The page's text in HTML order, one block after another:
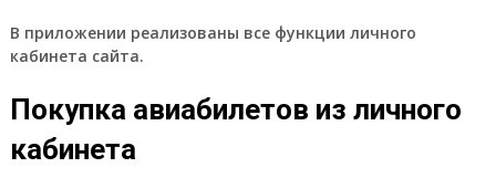
В приложении реализованы все функции личного
кабинета сайта.
Покупка авиабилетов из личного
кабинета